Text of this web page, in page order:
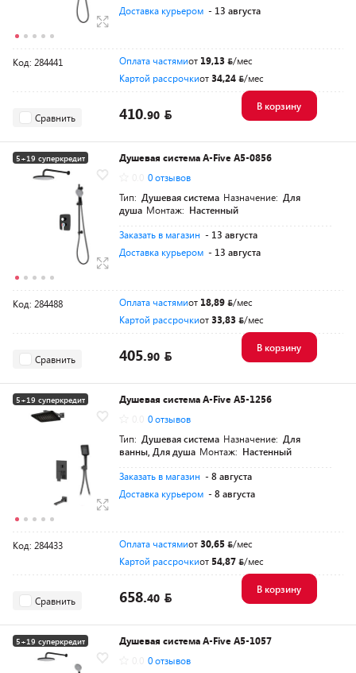
Доставка курьером - 13 августа
Код: 284441 Оплата частямиот 19,13
/мес
Картой рассрочкиот34,24 /мес
Сравнить 410.90
В корзину
5+19 суперкредит
Разумная цена
Душевая система A-Five A5-0856
0 отзывов
Тип: Душевая система Назначение: Для
душа Монтаж: Настенный
Заказать в магазин - 13 августа
Доставка курьером - 13 августа
Код: 284488 Оплата частямиот 18,89
/мес
Картой рассрочкиот33,83 /мес
Сравнить 405.90
В корзину
5+19 суперкредит
Разумная цена
Душевая система A-Five A5-1256
0 отзывов
Тип: Душевая система Назначение: Для
ванны, Для душа Монтаж: Настенный
Заказать в магазин - 8 августа
Доставка курьером - 8 августа
Код: 284433 Оплата частямиот30,65
/мес
Картой рассрочкиот 54,87 /мес
Сравнить 658.40
В корзину
5+19 суперкредит
Разумная цена
Душевая система A-Five A5-1057
0 отзывов